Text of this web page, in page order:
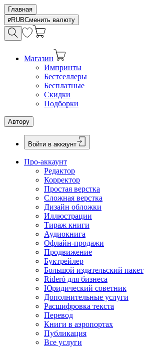
Главная
RUBСменить валюту
Магазин
Импринты
Бестселлеры
Бесплатные
Скидки
Подборки
Автору
Войти в аккаунт
Про-аккаунт
Редактор
Корректор
Простая верстка
Сложная верстка
Дизайн обложки
Иллюстрации
Тираж книги
Аудиокнига
Офлайн-продажи
Продвижение
Буктрейлер
Большой издательский пакет
Rideró для бизнеса
Юридический советник
Дополнительные услуги
Расшифровка текста
Перевод
Книги в аэропортах
Публикация
Все услуги